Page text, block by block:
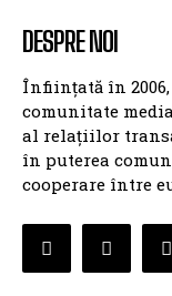
DESPRE NOI
Înființată în 2006,
comunitate
al relațiilor
în puterea
cooperare între